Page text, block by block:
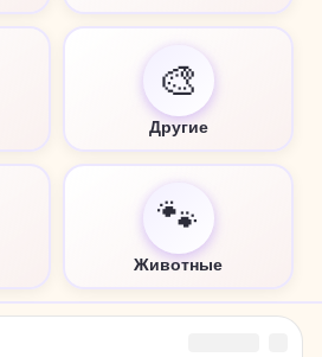
🎨
Другие
🐾
Животные